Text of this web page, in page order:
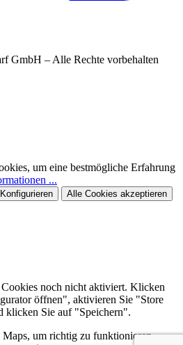
GmbH – Alle Rechte vorbehalten
um eine bestmögliche Erfahrung
...
Konfigurieren Alle Cookies akzeptieren
noch nicht aktiviert. Klicken
öffnen", aktivieren Sie "Store
klicken Sie auf "Speichern".
um richtig zu funktionieren.